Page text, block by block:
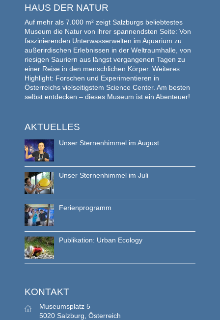
HAUS DER NATUR
Auf mehr als 7.000 m² zeigt Salzburgs beliebtestes
Museum die Natur von ihrer spannendsten Seite: Von
faszinierenden Unterwasserwelten im Aquarium zu
außerirdischen Erlebnissen in der Weltraumhalle, von
riesigen Sauriern aus längst vergangenen Tagen zu
einer Reise in den menschlichen Körper. Weiteres
Highlight: Forschen und Experimentieren in
Österreichs vielseitigstem Science Center. Am besten
selbst entdecken – dieses Museum ist ein Abenteuer!
AKTUELLES
Unser Sternenhimmel im August
Unser Sternenhimmel im Juli
Ferienprogramm
Publikation: Urban Ecology
KONTAKT
Museumsplatz 5
5020 Salzburg, Österreich